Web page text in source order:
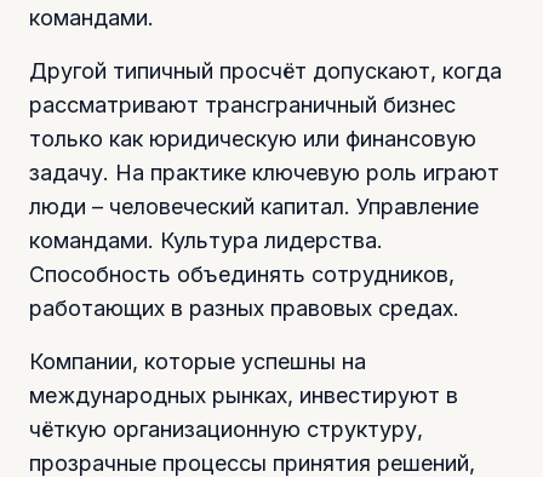
командами.
Другой типичный просчёт допускают, когда
рассматривают трансграничный бизнес
только как юридическую или финансовую
задачу. На практике ключевую роль играют
люди – человеческий капитал. Управление
командами. Культура лидерства.
Способность объединять сотрудников,
работающих в разных правовых средах.
Компании, которые успешны на
международных рынках, инвестируют в
чёткую организационную структуру,
прозрачные процессы принятия решений,